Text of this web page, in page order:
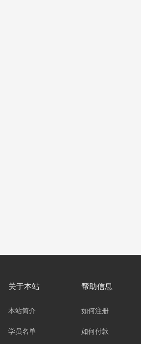
关于本站
本站简介
学员名单
帮助信息
如何注册
如何付款